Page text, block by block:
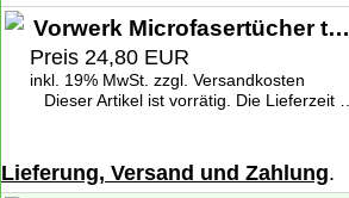
Vorwerk Microfasertücher trocken/dry (2Stück) für Vorwerk Saugwischer SP 520, 530
Preis 24,80 EUR
inkl. 19% MwSt. zzgl. Versandkosten
Dieser Artikel ist vorrätig. Die Lieferzeit beträgt 1-2 Werktage deutschlandweit. Weitere Informationen zu den Lieferzeiten finden Sie unter
Lieferung, Versand und Zahlung.